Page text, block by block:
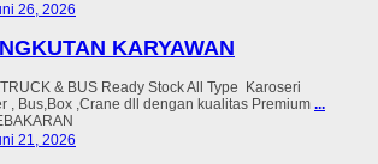
26, 2026
KARYAWAN
& BUS Ready Stock All Type Karoseri
, Bus,Box ,Crane dll dengan kualitas Premium ...
21, 2026